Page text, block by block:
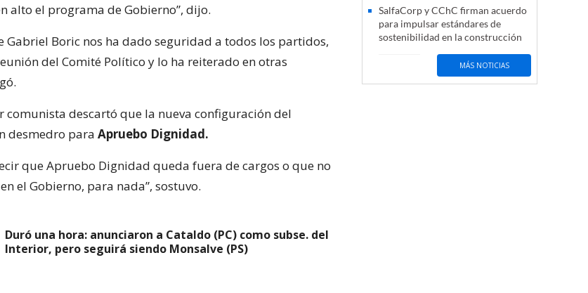
alto el programa de Gobierno”, dijo.
Gabriel Boric nos ha dado seguridad a todos los partidos,
del Comité Político y lo ha reiterado en otras
comunista descartó que la nueva configuración del
desmedro para Apruebo Dignidad.
que Apruebo Dignidad queda fuera de cargos o que no
el Gobierno, para nada”, sostuvo.
Duró una hora: anunciaron a Cataldo (PC) como subse. del
Interior, pero seguirá siendo Monsalve (PS)
SalfaCorp y CChC firman acuerdo
para impulsar estándares de
sostenibilidad en la construcción
MÁS NOTICIAS